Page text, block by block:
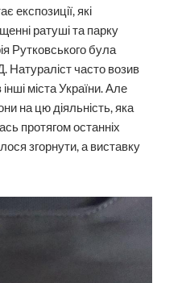
експозиції, які
ратуші та парку
Рутковського була
Натураліст часто возив
міста України. Але
на цю діяльність, яка
протягом останніх
згорнути, а виставку